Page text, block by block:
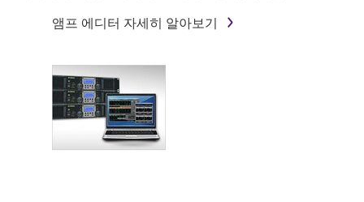
앰프 에디터 자세히 알아보기